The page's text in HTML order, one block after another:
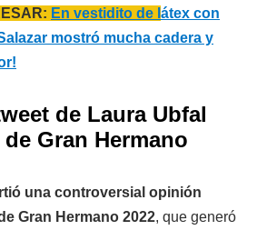
En vestidito de l átex con
mostró mucha cadera y
de Laura Ubfal
Gran Hermano
una controversial opinión
Gran Hermano 2022, que generó